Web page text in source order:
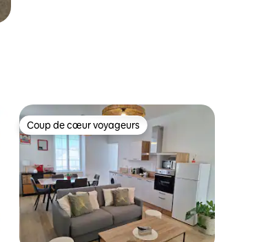
Coup de cœur voyageurs
Coup de cœur voyageurs